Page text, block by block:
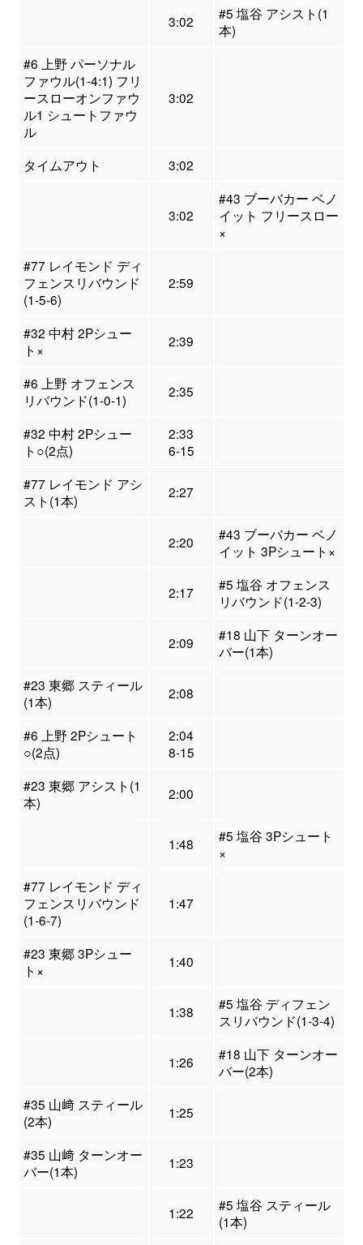
3:02
#5 塩谷 アシスト(1
本)
#6 上野 パーソナル
ファウル(1-4:1) フリ
ースローオンファウ
ル1 シュートファウ
ル
3:02
タイムアウト 3:02
3:02
#43 ブーバカー ベノ
イット フリースロー
×
#77 レイモンド ディ
フェンスリバウンド
(1-5-6)
2:59
#32 中村 2Pシュー
ト×
2:39
#6 上野 オフェンス
リバウンド(1-0-1)
2:35
#32 中村 2Pシュー
ト○(2点)
2:33
6-15
#77 レイモンド アシ
スト(1本)
2:27
2:20
#43 ブーバカー ベノ
イット 3Pシュート×
2:17
#5 塩谷 オフェンス
リバウンド(1-2-3)
2:09
#18 山下 ターンオー
バー(1本)
#23 東郷 スティール
(1本)
2:08
#6 上野 2Pシュート
○(2点)
2:04
8-15
#23 東郷 アシスト(1
本)
2:00
1:48
#5 塩谷 3Pシュート
×
#77 レイモンド ディ
フェンスリバウンド
(1-6-7)
1:47
#23 東郷 3Pシュー
ト×
1:40
1:38
#5 塩谷 ディフェン
スリバウンド(1-3-4)
1:26
#18 山下 ターンオー
バー(2本)
#35 山﨑 スティール
(2本)
1:25
#35 山﨑 ターンオー
バー(1本)
1:23
1:22
#5 塩谷 スティール
(1本)